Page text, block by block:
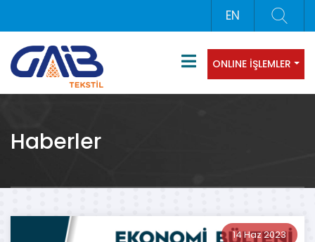
EN
ONLINE İŞLEMLER
Haberler
14 Haz 2023